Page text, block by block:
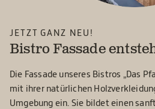
JETZT GANZ NEU!
Bistro Fassade
Die Fassade unseres Bistros „Das
mit ihrer natürlichen
Umgebung ein. Sie bildet einen